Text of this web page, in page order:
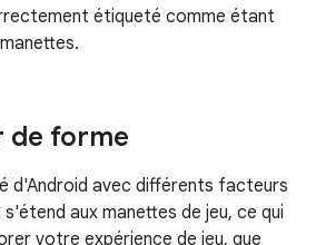
étiqueté comme étant
de forme
d'Android avec différents facteurs
aux manettes de jeu, ce qui
votre expérience de jeu, que